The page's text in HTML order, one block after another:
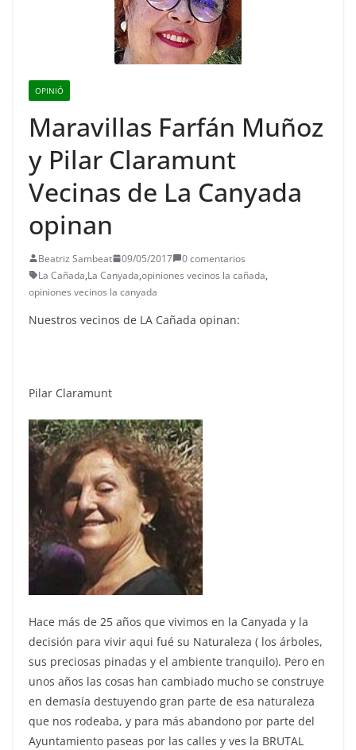
OPINIÓ
Maravillas Farfán Muñoz
y Pilar Claramunt
Vecinas de La Canyada
opinan
Beatriz Sambeat 09/05/2017
0 comentarios
La Cañada,La Canyada,opiniones vecinos la cañada,
opiniones vecinos la canyada
Nuestros vecinos de LA Cañada opinan:
Pilar Claramunt
Hace más de 25 años que vivimos en la Canyada y la
decisión para vivir aqui fué su Naturaleza ( los árboles,
sus preciosas pinadas y el ambiente tranquilo). Pero en
unos años las cosas han cambiado mucho se construye
en demasía destuyendo gran parte de esa naturaleza
que nos rodeaba, y para más abandono por parte del
Ayuntamiento paseas por las calles y ves la BRUTAL